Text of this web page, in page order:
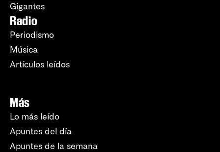
Gigantes
Radio
Periodismo
Música
Artículos leídos
Más
Lo más leído
Apuntes del día
Apuntes de la semana